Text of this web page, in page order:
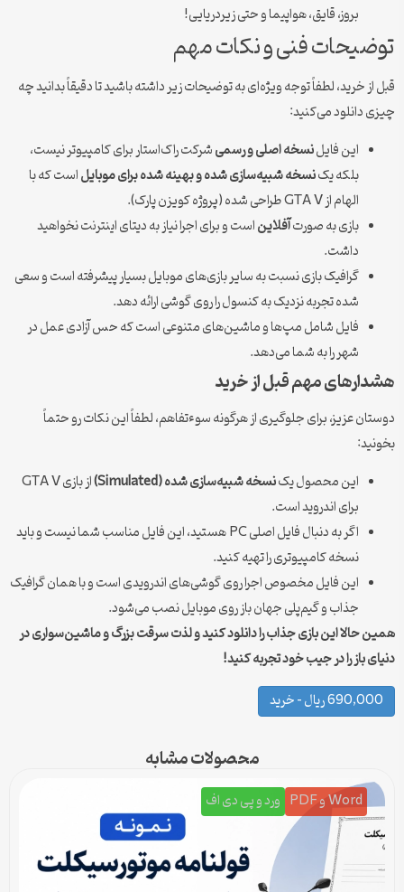
بروز، قایق، هواپیما و حتی زیردریایی!
توضیحات فنی و نکات مهم
قبل از خرید، لطفاً توجه ویژه‌ای به توضیحات زیر داشته باشید تا دقیقاً بدانید چه
چیزی دانلود می‌کنید:
این فایلنسخه اصلی و رسمیشرکت راک‌استار برای کامپیوتر نیست،
بلکه یکنسخه شبیه‌سازی شده و بهینه شده برای موبایلاست که با
الهام از GTA V طراحی شده (پروژه کویزن پارک).
بازی به صورتآفلایناست و برای اجرا نیاز به دیتای اینترنت نخواهید
داشت.
گرافیک بازی نسبت به سایر بازی‌های موبایل بسیار پیشرفته است و سعی
شده تجربه نزدیک به کنسول را روی گوشی ارائه دهد.
فایل شامل مپ‌ها و ماشین‌های متنوعی است که حس آزادی عمل در
شهر را به شما می‌دهد.
هشدارهای مهم قبل از خرید
دوستان عزیز، برای جلوگیری از هرگونه سوءتفاهم، لطفاً این نکات رو حتماً
بخونید:
این محصول یکنسخه شبیه‌سازی شده (Simulated)
از بازی GTA V
برای اندروید است.
اگر به دنبال فایل اصلی PC هستید، این فایل مناسب شما نیست و باید
نسخه کامپیوتری را تهیه کنید.
این فایل مخصوص اجرا روی گوشی‌های اندرویدی است و با همان گرافیک
جذاب و گیم‌پلی جهان باز روی موبایل نصب می‌شود.
همین حالا این بازی جذاب را دانلود کنید و لذت سرقت بزرگ و ماشین‌سواری در
دنیای باز را در جیب خود تجربه کنید!
690,000 ریال – خرید
محصولات مشابه
Word و PDF ورد و پی دی اف